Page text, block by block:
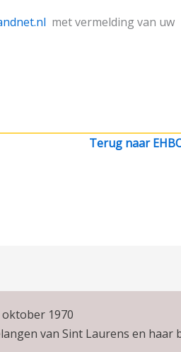
met vermelding van uw
Terug naar
1970
van Sint Laurens en haar